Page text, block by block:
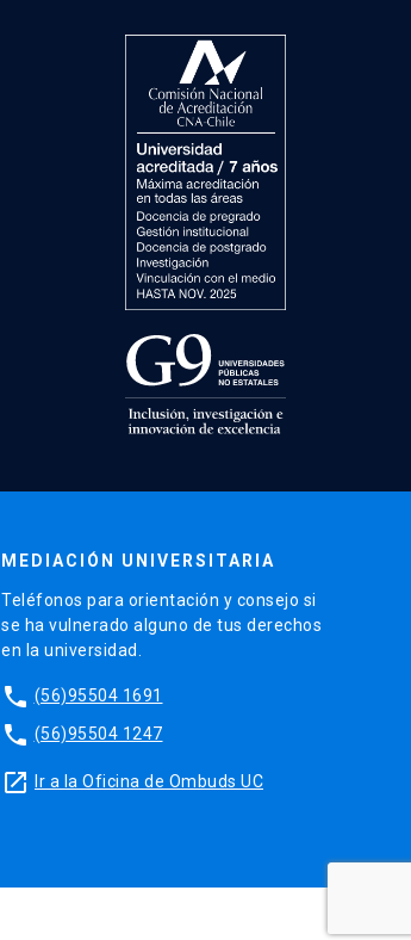
MEDIACIÓN UNIVERSITARIA
Teléfonos para orientación y consejo si
se ha vulnerado alguno de tus derechos
en la universidad.
phone (56)95504 1691
phone (56)95504 1247
launch Ir a la Oficina de Ombuds UC